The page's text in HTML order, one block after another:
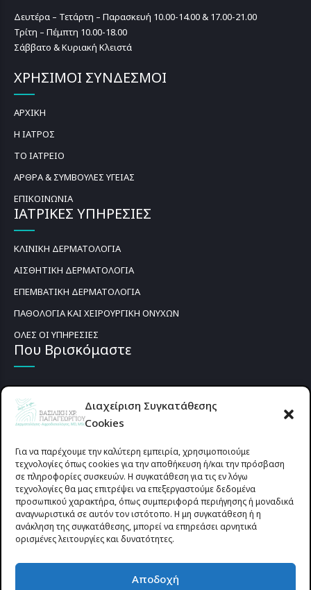
Διαχείριση Συγκατάθεσης
Cookies
Για να παρέχουμε την καλύτερη εμπειρία, χρησιμοποιούμε
τεχνολογίες όπως cookies για την αποθήκευση ή/και την πρόσβαση
σε πληροφορίες συσκευών. Η συγκατάθεση για τις εν λόγω
τεχνολογίες θα μας επιτρέψει να επεξεργαστούμε δεδομένα
προσωπικού χαρακτήρα, όπως συμπεριφορά περιήγησης ή μοναδικά
αναγνωριστικά σε αυτόν τον ιστότοπο. Η μη συγκατάθεση ή η
ανάκληση της συγκατάθεσης, μπορεί να επηρεάσει αρνητικά
ορισμένες λειτουργίες και δυνατότητες.
Αποδοχή
Δευτέρα – Τετάρτη – Παρασκευή 10.00-14.00 & 17.00-21.00
Τρίτη – Πέμπτη 10.00-18.00
Σάββατο & Κυριακή Κλειστά
ΧΡΗΣΙΜΟΙ ΣΥΝΔΕΣΜΟΙ
ΑΡΧΙΚΗ
Η ΙΑΤΡΟΣ
ΤΟ ΙΑΤΡΕΙΟ
ΑΡΘΡΑ & ΣΥΜΒΟΥΛΕΣ ΥΓΕΙΑΣ
ΕΠΙΚΟΙΝΩΝΙΑ
ΙΑΤΡΙΚΕΣ ΥΠΗΡΕΣΙΕΣ
ΚΛΙΝΙΚΗ ΔΕΡΜΑΤΟΛΟΓΙΑ
ΑΙΣΘΗΤΙΚΗ ΔΕΡΜΑΤΟΛΟΓΙΑ
ΕΠΕΜΒΑΤΙΚΗ ΔΕΡΜΑΤΟΛΟΓΙΑ
ΠΑΘΟΛΟΓΙΑ ΚΑΙ ΧΕΙΡΟΥΡΓΙΚΗ ΟΝΥΧΩΝ
ΟΛΕΣ ΟΙ ΥΠΗΡΕΣΙΕΣ
Που Βρισκόμαστε
Προυσιωτίσσης 27 & Δ.Σταϊκου , Αγρίνιο 30133 (έναντι γηπέδου